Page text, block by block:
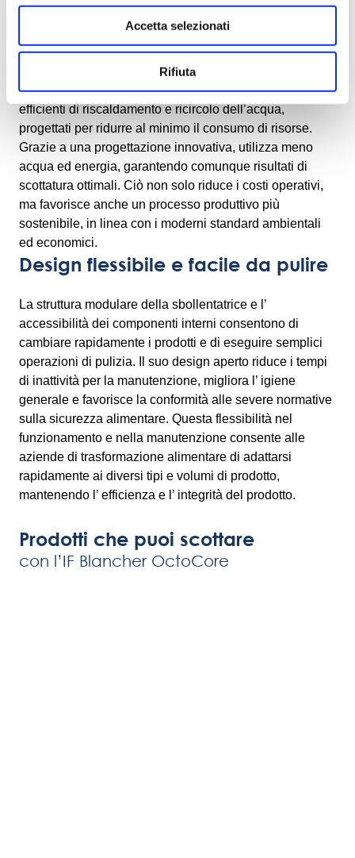
Accetta selezionati
Rifiuta
Uso ottimizzato dell'acqua
A differenza dei sistemi di scottatura tradizionali, che
possono basarsi su bagni d’acqua continui ad alta
temperatura, l’IF Blancher OctoCore utilizza metodi
efficienti di riscaldamento e ricircolo dell’acqua,
progettati per ridurre al minimo il consumo di risorse.
Grazie a una progettazione innovativa, utilizza meno
acqua ed energia, garantendo comunque risultati di
scottatura ottimali. Ciò non solo riduce i costi operativi,
ma favorisce anche un processo produttivo più
sostenibile, in linea con i moderni standard ambientali
ed economici.
Design flessibile e facile da pulire
La struttura modulare della sbollentatrice e l’
accessibilità dei componenti interni consentono di
cambiare rapidamente i prodotti e di eseguire semplici
operazioni di pulizia. Il suo design aperto riduce i tempi
di inattività per la manutenzione, migliora l’ igiene
generale e favorisce la conformità alle severe normative
sulla sicurezza alimentare. Questa flessibilità nel
funzionamento e nella manutenzione consente alle
aziende di trasformazione alimentare di adattarsi
rapidamente ai diversi tipi e volumi di prodotto,
mantenendo l’ efficienza e l’ integrità del prodotto.
Prodotti che puoi scottare
con l’IF Blancher OctoCore